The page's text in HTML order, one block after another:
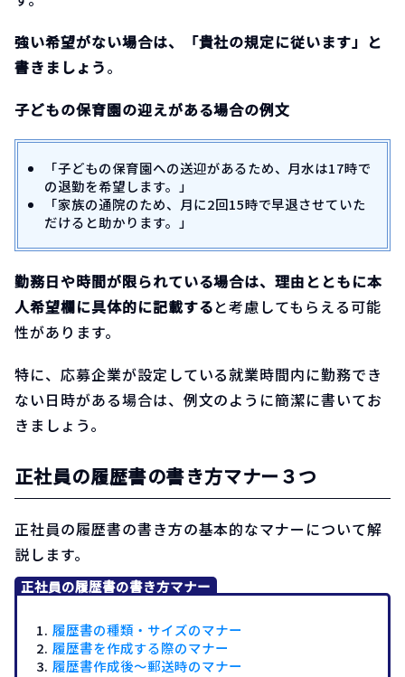
強い希望がない場合は、「貴社の規定に従います」と
書きましょう。
子どもの保育園の迎えがある場合の例文
「子どもの保育園への送迎があるため、月水は17時で
の退勤を希望します。」
「家族の通院のため、月に2回15時で早退させていた
だけると助かります。」
勤務日や時間が限られている場合は、理由とともに本
人希望欄に具体的に記載すると考慮してもらえる可能
性があります。
特に、応募企業が設定している就業時間内に勤務でき
ない日時がある場合は、例文のように簡潔に書いてお
きましょう。
正社員の履歴書の書き方マナー３つ
正社員の履歴書の書き方の基本的なマナーについて解
説します。
正社員の履歴書の書き方マナー
履歴書の種類・サイズのマナー
履歴書を作成する際のマナー
履歴書作成後〜郵送時のマナー